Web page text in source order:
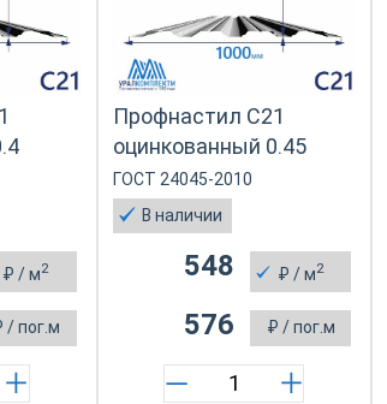
₽ / м2
/ пог.м
Профнастил С21
оцинкованный 0.45
ГОСТ 24045-2010
В наличии
₽ / м2
548
₽ / пог.м
576